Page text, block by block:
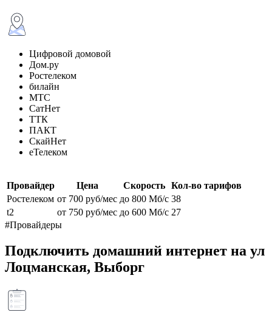
Цифровой домовой
Дом.ру
Ростелеком
билайн
МТС
СатНет
ТТК
ПАКТ
СкайНет
еТелеком
Провайдер Цена Скорость Кол-во тарифов
Ростелеком от 700 руб/мес до 800 Мб/с 38
t2
от 750 руб/мес до 600 Мб/с 27
#Провайдеры
Подключить домашний интернет на ул
Лоцманская, Выборг